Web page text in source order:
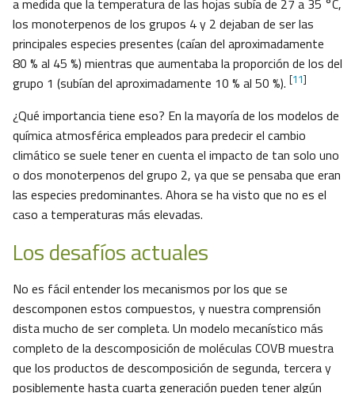
los monoterpenos de los grupos 4 y 2 dejaban de ser las
principales especies presentes (caían del aproximadamente
80 % al 45 %) mientras que aumentaba la proporción de los del
grupo 1 (subían del aproximadamente 10 % al 50 %). [11]
¿Qué importancia tiene eso? En la mayoría de los modelos de
química atmosférica empleados para predecir el cambio
climático se suele tener en cuenta el impacto de tan solo uno
o dos monoterpenos del grupo 2, ya que se pensaba que eran
las especies predominantes. Ahora se ha visto que no es el
caso a temperaturas más elevadas.
Los desafíos actuales
No es fácil entender los mecanismos por los que se
descomponen estos compuestos, y nuestra comprensión
dista mucho de ser completa. Un modelo mecanístico más
completo de la descomposición de moléculas COVB muestra
que los productos de descomposición de segunda, tercera y
posiblemente hasta cuarta generación pueden tener algún